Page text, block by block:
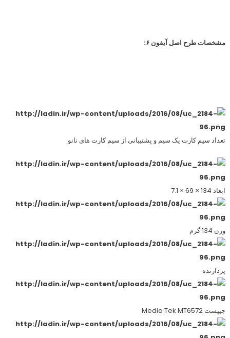
مشخصات طرح اصل آیفون ۶:
تعداد سیم کارت یک سیم و پشتیبانی از سیم کارت های نانو
ابعاد 134 × 69 × 7.1
وزن 134 گرم
پردازنده
چیپست Media Tek MT6572